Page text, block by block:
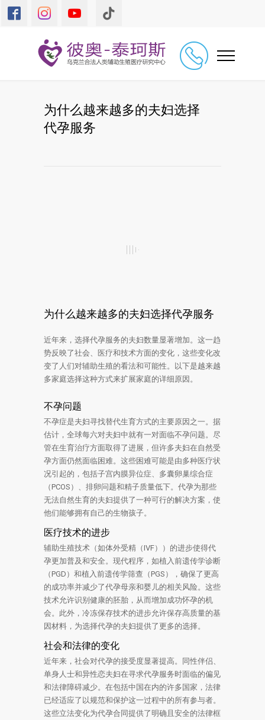
为什么越来越多的夫妇选择
代孕服务
为什么越来越多的夫妇选择代孕服务
近年来，选择代孕服务的夫妇数量显著增加。这一趋
势反映了社会、医疗和技术方面的变化，这些变化改
变了人们对辅助生殖的看法和可能性。以下是越来越
多家庭选择这种方式来扩展家庭的详细原因。
不孕问题
不孕症是夫妇寻找替代生育方式的主要原因之一。据
估计，全球每六对夫妇中就有一对面临不孕问题。尽
管在生育治疗方面取得了进展，但许多夫妇在自然受
孕方面仍然面临困难。这些困难可能是由多种医疗状
况引起的，包括子宫内膜异位症、多囊卵巢综合症
（PCOS）、排卵问题和精子质量低下。代孕为那些
无法自然生育的夫妇提供了一种可行的解决方案，使
他们能够拥有自己的生物孩子。
医疗技术的进步
辅助生殖技术（如体外受精（IVF））的进步使得代
孕更加普及和安全。现代程序，如植入前遗传学诊断
（PGD）和植入前遗传学筛查（PGS），确保了更高
的成功率并减少了代孕母亲和婴儿的相关风险。这些
技术允许识别健康的胚胎，从而增加成功怀孕的机
会。此外，冷冻保存技术的进步允许保存高质量的基
因材料，为选择代孕的夫妇提供了更多的选择。
社会和法律的变化
近年来，社会对代孕的接受度显著提高。同性伴侣、
单身人士和异性恋夫妇在寻求代孕服务时面临的偏见
和法律障碍减少。在包括中国在内的许多国家，法律
已经适应了以规范和保护这一过程中的所有参与者。
这些立法变化为代孕合同提供了明确且安全的法律框